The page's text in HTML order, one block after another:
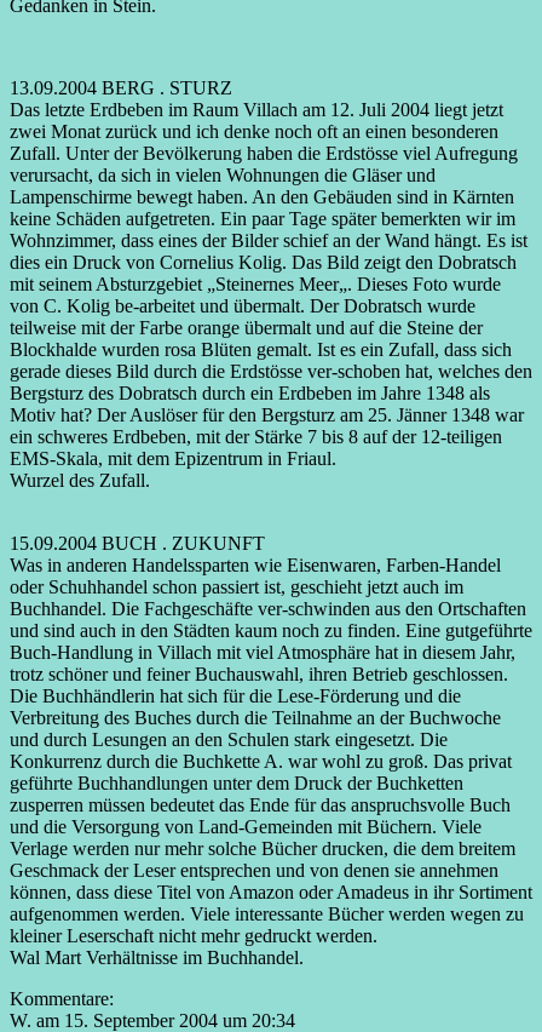
Gedanken in Stein.
13.09.2004 BERG . STURZ
Das letzte Erdbeben im Raum Villach am 12. Juli 2004 liegt jetzt
zwei Monat zurück und ich denke noch oft an einen besonderen
Zufall. Unter der Bevölkerung haben die Erdstösse viel Aufregung
verursacht, da sich in vielen Wohnungen die Gläser und
Lampenschirme bewegt haben. An den Gebäuden sind in Kärnten
keine Schäden aufgetreten. Ein paar Tage später bemerkten wir im
Wohnzimmer, dass eines der Bilder schief an der Wand hängt. Es ist
dies ein Druck von Cornelius Kolig. Das Bild zeigt den Dobratsch
mit seinem Absturzgebiet „Steinernes Meer„. Dieses Foto wurde
von C. Kolig be-arbeitet und übermalt. Der Dobratsch wurde
teilweise mit der Farbe orange übermalt und auf die Steine der
Blockhalde wurden rosa Blüten gemalt. Ist es ein Zufall, dass sich
gerade dieses Bild durch die Erdstösse ver-schoben hat, welches den
Bergsturz des Dobratsch durch ein Erdbeben im Jahre 1348 als
Motiv hat? Der Auslöser für den Bergsturz am 25. Jänner 1348 war
ein schweres Erdbeben, mit der Stärke 7 bis 8 auf der 12-teiligen
EMS-Skala, mit dem Epizentrum in Friaul.
Wurzel des Zufall.
15.09.2004 BUCH . ZUKUNFT
Was in anderen Handelssparten wie Eisenwaren, Farben-Handel
oder Schuhhandel schon passiert ist, geschieht jetzt auch im
Buchhandel. Die Fachgeschäfte ver-schwinden aus den Ortschaften
und sind auch in den Städten kaum noch zu finden. Eine gutgeführte
Buch-Handlung in Villach mit viel Atmosphäre hat in diesem Jahr,
trotz schöner und feiner Buchauswahl, ihren Betrieb geschlossen.
Die Buchhändlerin hat sich für die Lese-Förderung und die
Verbreitung des Buches durch die Teilnahme an der Buchwoche
und durch Lesungen an den Schulen stark eingesetzt. Die
Konkurrenz durch die Buchkette A. war wohl zu groß. Das privat
geführte Buchhandlungen unter dem Druck der Buchketten
zusperren müssen bedeutet das Ende für das anspruchsvolle Buch
und die Versorgung von Land-Gemeinden mit Büchern. Viele
Verlage werden nur mehr solche Bücher drucken, die dem breitem
Geschmack der Leser entsprechen und von denen sie annehmen
können, dass diese Titel von Amazon oder Amadeus in ihr Sortiment
aufgenommen werden. Viele interessante Bücher werden wegen zu
kleiner Leserschaft nicht mehr gedruckt werden.
Wal Mart Verhältnisse im Buchhandel.
Kommentare:
W. am 15. September 2004 um 20:34